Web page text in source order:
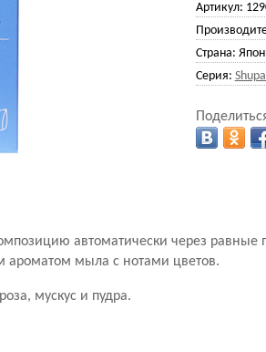
Артикул:
Страна:
Серия:
автоматически через равные
ароматом мыла с нотами цветов.
мускус и пудра.